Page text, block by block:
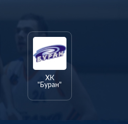
ХК
"Буран"